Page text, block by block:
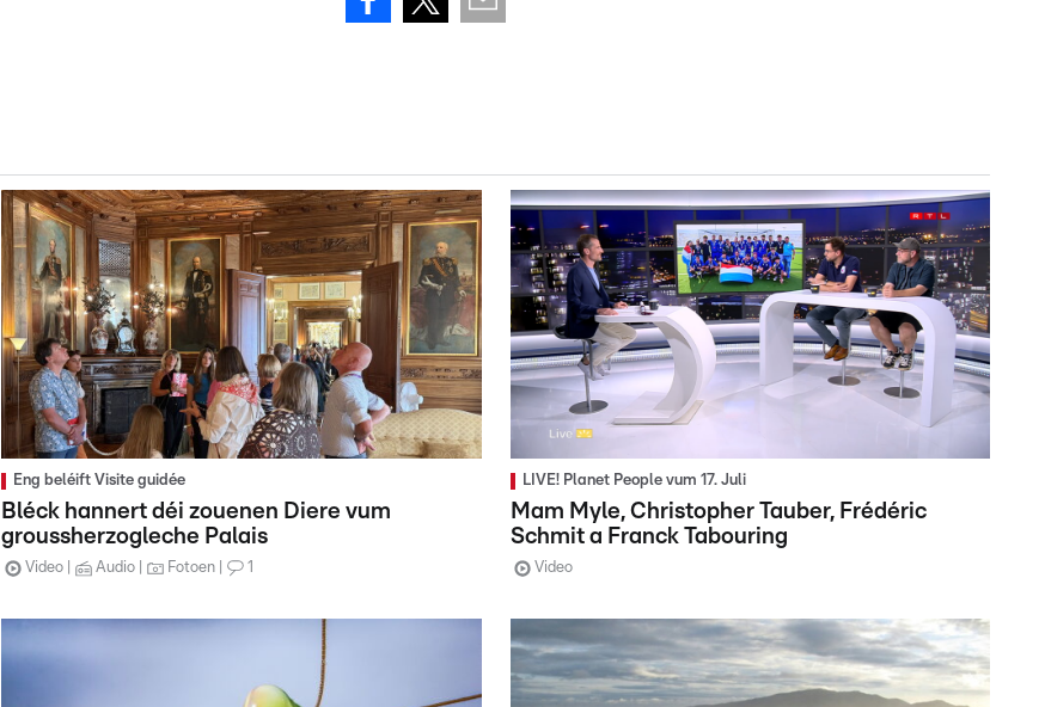
Eng beléift Visite guidée
Bléck hannert déi zouenen Diere vum
groussherzogleche Palais
Video Audio Fotoen 1
LIVE! Planet People vum 17. Juli
Mam Myle, Christopher Tauber, Frédéric
Schmit a Franck Tabouring
Video